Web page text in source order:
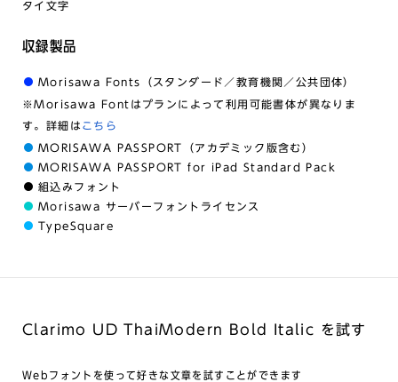
タイ文字
収録製品
Morisawa Fonts（スタンダード／教育機関／公共団体）
※Morisawa Fontはプランによって利用可能書体が異なりま
す。詳細は こちら
MORISAWA PASSPORT（アカデミック版含む）
MORISAWA PASSPORT for iPad Standard Pack
組込みフォント
Morisawa サーバーフォントライセンス
TypeSquare
Clarimo UD ThaiModern Bold Italic を試す
Webフォントを使って好きな文章を試すことができます